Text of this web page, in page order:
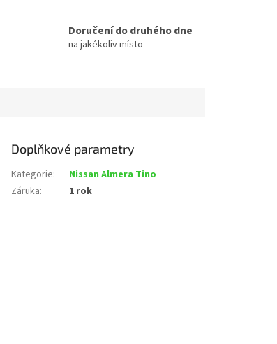
Doručení do druhého dne
na jakékoliv místo
Doplňkové parametry
Kategorie:
Nissan Almera Tino
Záruka: 1 rok